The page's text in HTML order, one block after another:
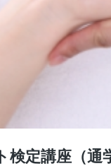
定講座（通